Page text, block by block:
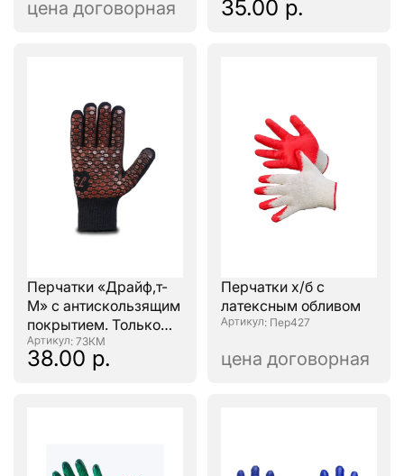
цена договорная 35.00 р.
Перчатки «Драйф,т-
М» с антискользящим
покрытием. Только
остатки!: 73КМ
38.00 р.
Перчатки х/б с
латексным обливом
: Пер427
цена договорная